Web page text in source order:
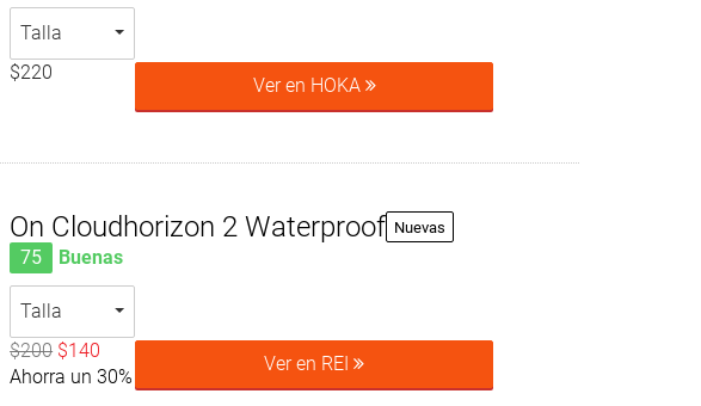
Talla
$220
Ver en HOKA
On Cloudhorizon 2 Waterproof Nuevas
75 Buenas
Talla
$200 $140
Ahorra un 30%
Ver en REI